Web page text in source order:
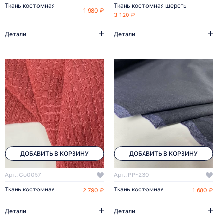
Ткань костюмная
1 980 ₽
Детали
Ткань костюмная шерсть
3 120 ₽
Детали
ДОБАВИТЬ В КОРЗИНУ
Арт.: Co0057
Ткань костюмная
2 790 ₽
Детали
ДОБАВИТЬ В КОРЗИНУ
Арт.: PP-230
Ткань костюмная
1 680 ₽
Детали